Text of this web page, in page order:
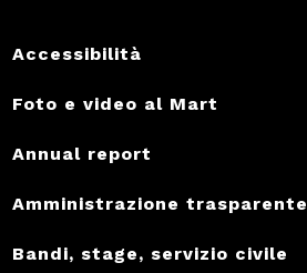
Accessibilità
Foto e video al Mart
Annual report
Amministrazione trasparente
Bandi, stage, servizio civile